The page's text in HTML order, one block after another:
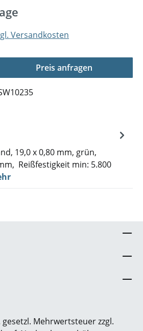
Versandkosten
Gib den gewünschten
Preis anfragen
19,0 x 0,80 mm, grün,
Reißfestigkeit min: 5.800
gesetzl. Mehrwertsteuer zzgl.